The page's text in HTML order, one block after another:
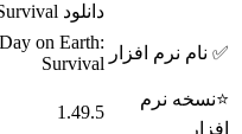
نرم افزار
Last Day on Earth:
Survival
نرم
1.49.5